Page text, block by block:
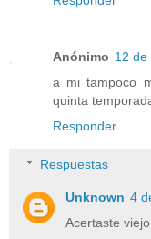
Anónimo 12 de
a mi tampoco
quinta
Responder
Respuestas
Unknown 4
Acertaste viejo